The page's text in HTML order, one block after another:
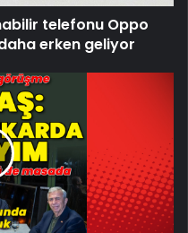
telefonu Oppo
erken geliyor